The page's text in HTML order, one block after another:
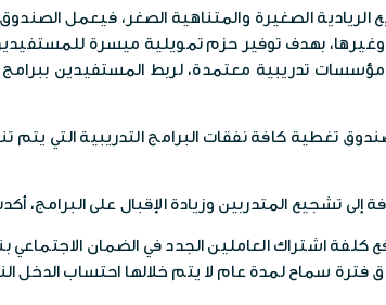
الريادية الصغيرة والمتناهية الصغر، فيعمل
وغيرها، بهدف توفير حزم تمويلية ميسرة
تدريبية معتمدة، لربط المستفيدين
تغطية كافة نفقات البرامج التدريبية التي
تشجيع المتدربين وزيادة الإقبال على البرامج، أكدت
فترة سماح لمدة عام لا يتم خلالها احتساب الدخل